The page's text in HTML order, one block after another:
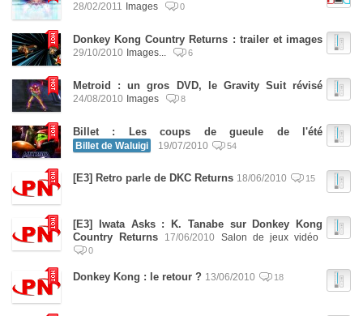
28/02/2011 Images 0
Donkey Kong Country Returns : trailer et images
29/10/2010 Images... 6
Metroid : un gros DVD, le Gravity Suit révisé
24/08/2010 Images 8
Billet : Les coups de gueule de l'été
Billet de Waluigi 19/07/2010 54
[E3] Retro parle de DKC Returns 18/06/2010 15
[E3] Iwata Asks : K. Tanabe sur Donkey Kong
Country Returns
17/06/2010 Salon de jeux vidéo
0
Donkey Kong : le retour ? 13/06/2010 18